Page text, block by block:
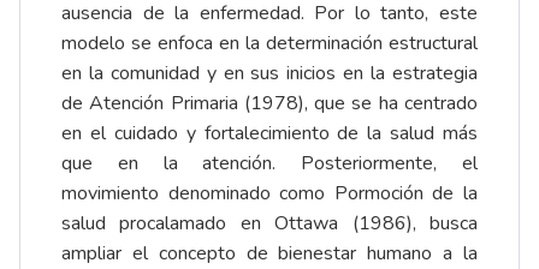
ausencia de la enfermedad. Por lo tanto, este
modelo se enfoca en la determinación estructural
en la comunidad y en sus inicios en la estrategia
de Atención Primaria (1978), que se ha centrado
en el cuidado y fortalecimiento de la salud más
que en la atención. Posteriormente, el
movimiento denominado como Pormoción de la
salud procalamado en Ottawa (1986), busca
ampliar el concepto de bienestar humano a la